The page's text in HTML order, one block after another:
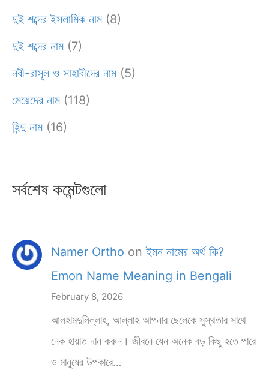
দুই শব্দের ইসলামিক নাম(8)
দুই শব্দের নাম(7)
নবী-রাসূল ও সাহাবীদের নাম(5)
মেয়েদের নাম(118)
হিন্দু নাম(16)
সর্বশেষ কমেন্টগুলো
Namer Ortho onইমন নামের অর্থ কি?
Emon Name Meaning in Bengali
February 8, 2026
আলহামদুলিল্লাহ, আল্লাহ আপনার ছেলেকে সুস্থতার সাথে
নেক হায়াত দান করুন। জীবনে যেন অনেক বড় কিছু হতে পারে
ও মানুষের উপকারে…